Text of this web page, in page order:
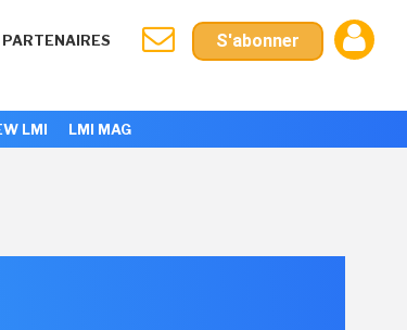
PARTENAIRES S'abonner
LMI LMI MAG